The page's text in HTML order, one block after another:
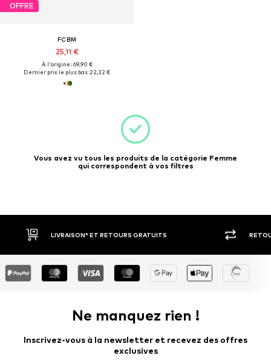
OFFRE
FCBM
25,11 €
À l'origine : 69,90 €
Dernier prix le plus bas :22,32 €
Vous avez vu tous les produits de la catégorie Femme
qui correspondent à vos filtres
RETOUR SOUS 30 JOURS LARGE
Ne manquez rien !
Inscrivez-vous à la newsletter et recevez des offres
exclusives